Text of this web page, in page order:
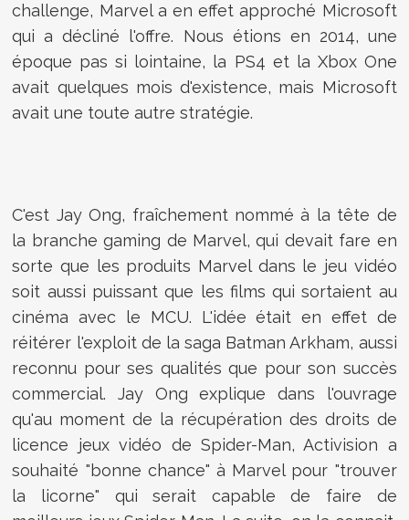
challenge, Marvel a en effet approché Microsoft
qui a décliné l'offre. Nous étions en 2014, une
époque pas si lointaine, la PS4 et la Xbox One
avait quelques mois d'existence, mais Microsoft
avait une toute autre stratégie.
C'est Jay Ong, fraîchement nommé à la tête de
la branche gaming de Marvel, qui devait fare en
sorte que les produits Marvel dans le jeu vidéo
soit aussi puissant que les films qui sortaient au
cinéma avec le MCU. L'idée était en effet de
réitérer l'exploit de la saga Batman Arkham, aussi
reconnu pour ses qualités que pour son succès
commercial. Jay Ong explique dans l'ouvrage
qu'au moment de la récupération des droits de
licence jeux vidéo de Spider-Man, Activision a
souhaité "bonne chance" à Marvel pour "trouver
la licorne" qui serait capable de faire de